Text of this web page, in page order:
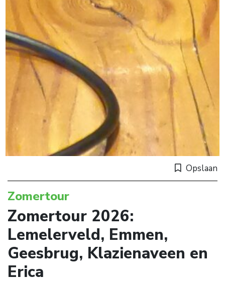
Opslaan
Zomertour
Zomertour 2026:
Lemelerveld, Emmen,
Geesbrug, Klazienaveen en
Erica